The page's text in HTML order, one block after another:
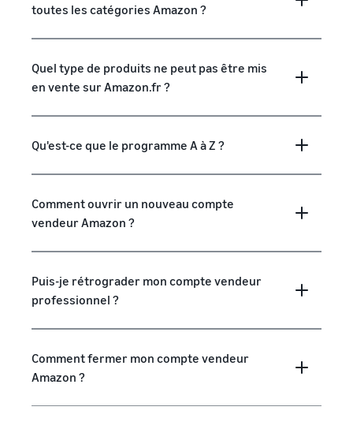
toutes les catégories Amazon ?
Quel type de produits ne peut pas être mis
en vente sur Amazon.fr ?
Qu'est-ce que le programme A à Z ?
Comment ouvrir un nouveau compte
vendeur Amazon ?
Puis-je rétrograder mon compte vendeur
professionnel ?
Comment fermer mon compte vendeur
Amazon ?